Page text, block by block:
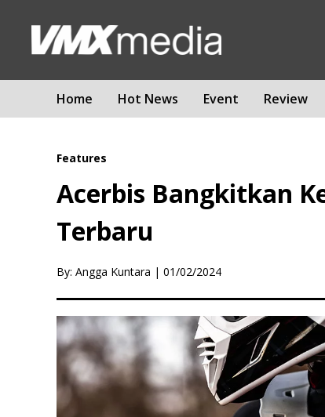
Home Hot News Event Review
Features
Acerbis Bangkitkan
Terbaru
By: Angga Kuntara | 01/02/2024